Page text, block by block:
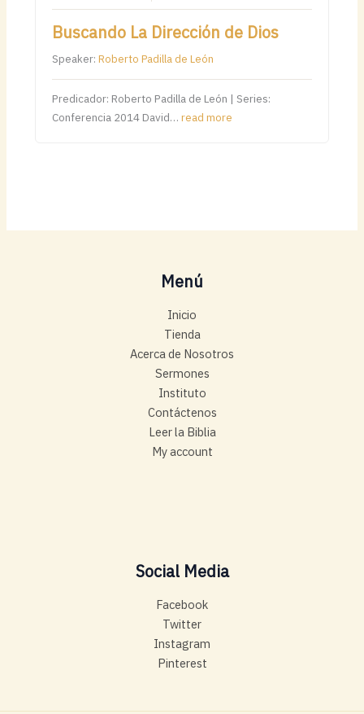
Buscando La Dirección de Dios
Speaker:Roberto Padilla de León
Predicador: Roberto Padilla de León | Series:
Conferencia 2014 David…read more
Menú
Inicio
Tienda
Acerca de Nosotros
Sermones
Instituto
Contáctenos
Leer la Biblia
My account
Social Media
Facebook
Twitter
Instagram
Pinterest